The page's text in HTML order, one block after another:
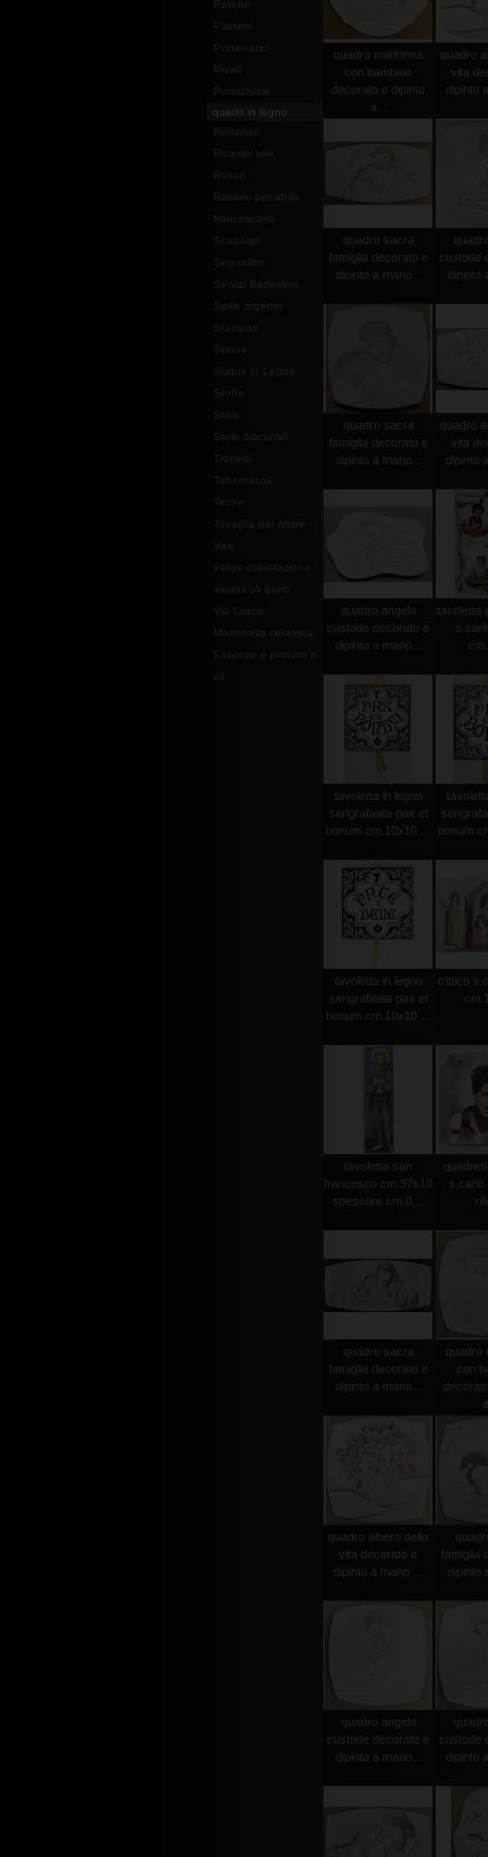
Patene
Pianete
Portaviatici
Piviali
Portachiavi
quadri in legno
Reliquiari
Ricambi vari
Rosari
Rosario per abito
francescano
Scapolari
Segnalibri
Servizi Battesimo
Spille argento
Stampati
Statue
Statue in Legno
Stoffe
Stole
Stole diaconali
Tabernacoli
valige celebrazione
Mattonella ceramica
Essenze e profumi e
quadro madonna
con bambino
decorato e dipinto
a...
quadro
vita
dipinto
quadro sacra
famiglia decorato e
dipinto a mano...
custode
dipinto
quadro sacra
famiglia decorato e
dipinto a mano...
quadro
vita
dipinto
quadro angelo
custode decorato e
dipinto a mano...
tavoletta
tavoletta in legno
serigrafaata pax et
bonum cm.10x10 ...
bonum
tavoletta in legno
serigrafaata pax et
bonum cm.10x10 ...
trittico
tavoletta san
francesco cm.37x10
spessore cm.0,...
s.carlo
quadro sacra
famiglia decorato e
dipinto a mano...
quadro
con
quadro albero della
vita decorato e
dipinto a mano ...
famiglia
dipinto
quadro angelo
custode decorato e
dipinto a mano...
custode
dipinto